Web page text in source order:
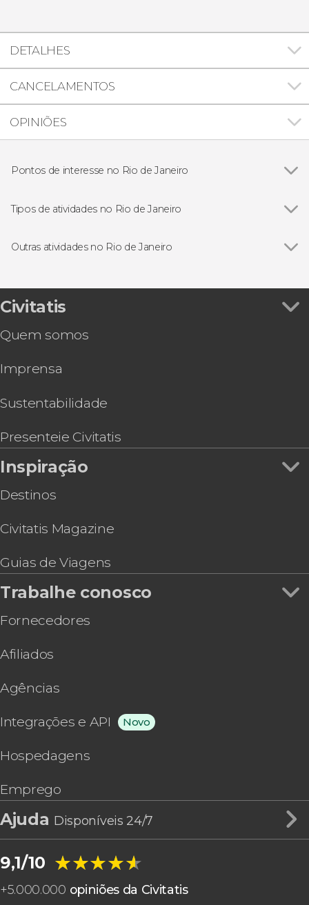
DETALHES
CANCELAMENTOS
OPINIÕES
Pontos de interesse no Rio de Janeiro
Parque Nacional da Tijuca
Copacabana
Tipos de atividades no Rio de Janeiro
Gastronomia e enoturismo
Visitas guiadas e free tours
Folclore tradicional
Free tours pelo Rio de Janeiro
Outras atividades no Rio de Janeiro
Pub Crawl. Tour de festa pelo Rio de Janeiro!
Mergulho em Arraial do Cabo
Tour pelo Museu do Amanhã + Boulevard
Asa-delta no Rio de Janeiro
Tour pelo AquaRio, Boulevard Olímpico e
Tour pelo Teatro Municipal, Biblioteca Nacional e
Real Gabinete
Stand up paddle no Rio de Janeiro ao
Civitatis
Quem somos
Imprensa
Sustentabilidade
Presenteie Civitatis
Inspiração
Destinos
Civitatis Magazine
Guias de Viagens
Trabalhe conosco
Fornecedores
Afiliados
Agências
Integrações e API Novo
Hospedagens
Emprego
Ajuda Disponíveis 24/7
9,1/10 ★★★★★
★★★★★
+5.000.000 opiniões da Civitatis